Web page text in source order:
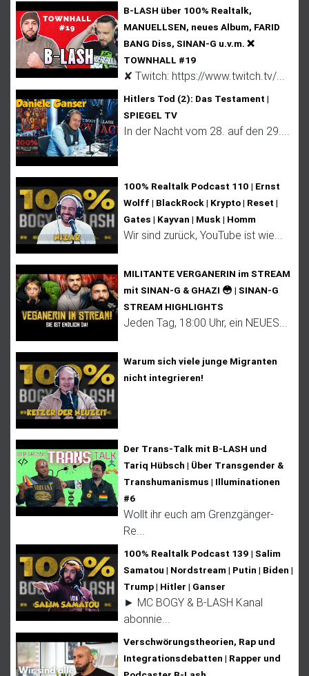
B-LASH über 100% Realtalk,
MANUELLSEN, neues Album, FARID
BANG Diss, SINAN-G u.v.m. ❌
TOWNHALL #19
✘ Twitch: https://www.twitch.tv/...
Hitlers Tod (2): Das Testament |
SPIEGEL TV
In der Nacht vom 28. auf den 29....
100% Realtalk Podcast 110 | Ernst
Wolff | BlackRock | Krypto | Reset |
Gates | Kayvan | Musk | Homm
Wir sind zurück, YouTube ist wie...
MILITANTE VERGANERIN im STREAM
mit SINAN-G & GHAZI 😳 | SINAN-G
STREAM HIGHLIGHTS
Jeden Tag, 18:00 Uhr, ein NEUES...
Warum sich viele junge Migranten
nicht integrieren!
Der Trans-Talk mit B-LASH und
Tariq Hübsch | Über Transgender &
Transhumanismus | Illuminationen
#6
Wollt ihr euch am Grenzgänger-
Re...
100% Realtalk Podcast 139 | Salim
Samatou | Nordstream | Putin | Biden |
Trump | Hitler | Ganser
► MC BOGY & B-LASH Kanal
abonnie...
Verschwörungstheorien, Rap und
Integrationsdebatten | Rapper und